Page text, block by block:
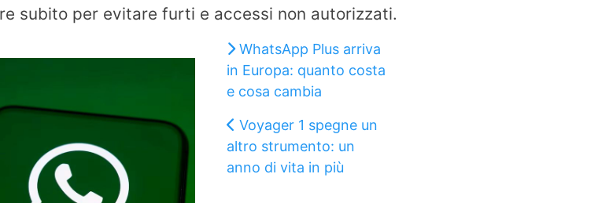
subito per evitare furti e accessi non autorizzati.
WhatsApp Plus arriva
in Europa: quanto costa
e cosa cambia
Voyager 1 spegne un
altro strumento: un
anno di vita in più